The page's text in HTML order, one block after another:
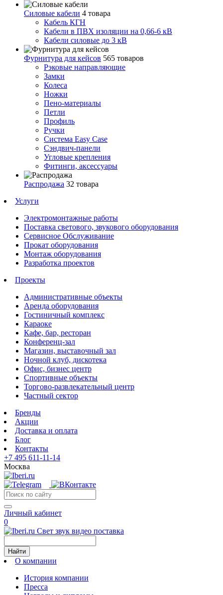
Силовые кабели 4 товара
Кабель КГН
Кабели в ПВХ изоляции на 0,66-6 кВ
Кабели силовые до 3 кВ
Фурнитура для кейсов 565 товаров
Рэковые направляющие
Замки
Колеса
Ножки
Пено-материалы
Петли
Профиль
Ручки
Система Easy Case
Сэндвич-панели
Угловые крепления
Фитинги, аксессуары
Распродажа 32 товара
Услуги
Электромонтажные работы
Поставка светового, звукового оборудования
Сервисное Обслуживание
Прокат оборудования
Монтаж оборудования
Разработка проектов
Проекты
Административные объекты
Аренда оборудования
Гостиничный комплекс
Караоке
Кафе, бар, ресторан
Конференц-зал
Магазин, выставочный зал
Ночной клуб, дискотека
Офис, бизнес центр
Спортивные объекты
Торгово-развлекательный центр
Частный сектор
Бренды
Акции
Доставка и оплата
Блог
Контакты
+7 495 611-11-14
Москва
Личный кабинет
0
Свет звук видео поставка
Найти
О компании
История компании
Пресса